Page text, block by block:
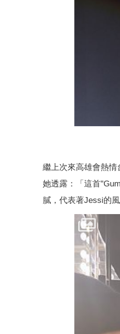
繼上次來高雄會熱情
她透露：「這首
膩，代表著Jessi的風